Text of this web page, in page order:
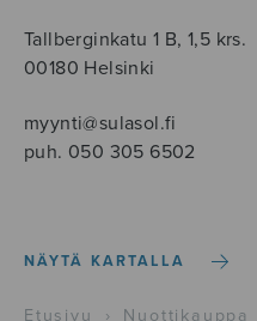
Tallberginkatu 1 B, 1,5 krs.
00180 Helsinki
myynti@sulasol.fi
puh. 050 305 6502
NÄYTÄ KARTALLA
Etusivu › Nuottikauppa